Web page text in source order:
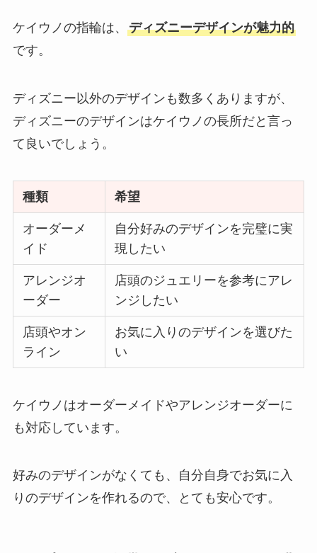
ケイウノの指輪は、 ディズニーデザインが魅力的
です。
ディズニー以外のデザインも数多くありますが、
ディズニーのデザインはケイウノの長所だと言っ
て良いでしょう。
種類 希望
オーダーメ
イド
自分好みのデザインを完璧に実
現したい
アレンジオ
ーダー
店頭のジュエリーを参考にアレ
ンジしたい
店頭やオン
ライン
お気に入りのデザインを選びた
い
ケイウノはオーダーメイドやアレンジオーダーに
も対応しています。
好みのデザインがなくても、自分自身でお気に入
りのデザインを作れるので、とても安心です。